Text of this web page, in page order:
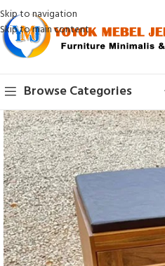
Skip to navigation
Skip to main content
Browse Categories